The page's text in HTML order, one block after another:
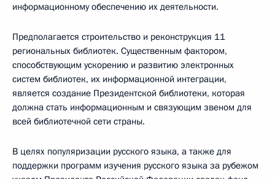
информационному обеспечению их деятельности.
Предполагается строительство и реконструкция 11
региональных библиотек. Существенным фактором,
способствующим ускорению и развитию электронных
систем библиотек, их информационной интеграции,
является создание Президентской библиотеки, которая
должна стать информационным и связующим звеном для
всей библиотечной сети страны.
В целях популяризации русского языка, а также для
поддержки программ изучения русского языка за рубежом